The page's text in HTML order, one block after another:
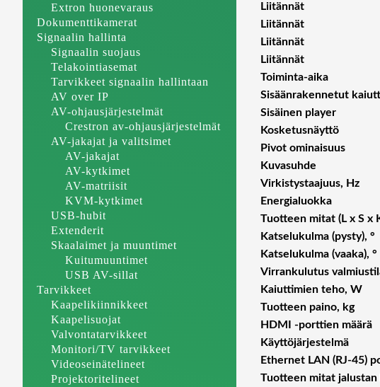
Extron huonevaraus
Dokumenttikamerat
Signaalin hallinta
Signaalin suojaus
Telakointiasemat
Tarvikkeet signaalin hallintaan
AV over IP
AV-ohjausjärjestelmät
Crestron av-ohjausjärjestelmät
AV-jakajat ja valitsimet
AV-jakajat
AV-kytkimet
AV-matriisit
KVM-kytkimet
USB-hubit
Extenderit
Skaalaimet ja muuntimet
Kuitumuuntimet
USB AV-sillat
Tarvikkeet
Kaapelikiinnikkeet
Kaapelisuojat
Valvontatarvikkeet
Monitori/TV tarvikkeet
Videoseinätelineet
Projektoritelineet
Liitännät
Liitännät
Liitännät
Liitännät
Toiminta-aika
Sisäänrakennetut
Sisäinen player
Kosketusnäyttö
Pivot ominaisuus
Kuvasuhde
Virkistystaajuus, Hz
Energialuokka
Tuotteen mitat (L x S x
Katselukulma (pysty), °
Katselukulma (vaaka), °
Virrankulutus
Kaiuttimien teho, W
Tuotteen paino, kg
HDMI -porttien määrä
Käyttöjärjestelmä
Ethernet LAN (RJ-45)
Tuotteen mitat jalustan